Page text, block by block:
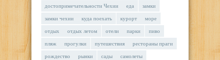
достопримечательности Чехии еда замки
замки чехии куда поехать курорт море
отдых отдых летом отели парки пиво
пляж прогулки путешествия рестораны праги
рождество рынки сады самолеты